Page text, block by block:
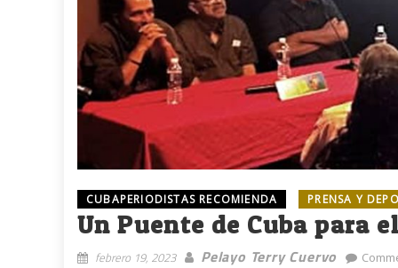
CUBAPERIODISTAS RECOMIENDA PRENSA Y
Un Puente de Cuba para
febrero 19, 2023 Pelayo Terry Cuervo